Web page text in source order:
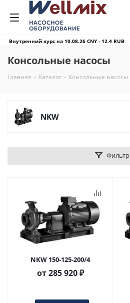
Внутренний курс на 10.08.26 CNY - 12.4 RUB
Консольные насосы
Главная - Каталог - Консольные насосы
NKW
Фильтр
NKW 150-125-200/4
от285 920 ₽